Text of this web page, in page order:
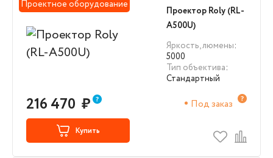
Проектное оборудование
Проектор Roly (RL-
A500U)
Яркость, люмены:
5000
Тип объектива:
Стандартный
216 470 ₽ Под заказ
Купить